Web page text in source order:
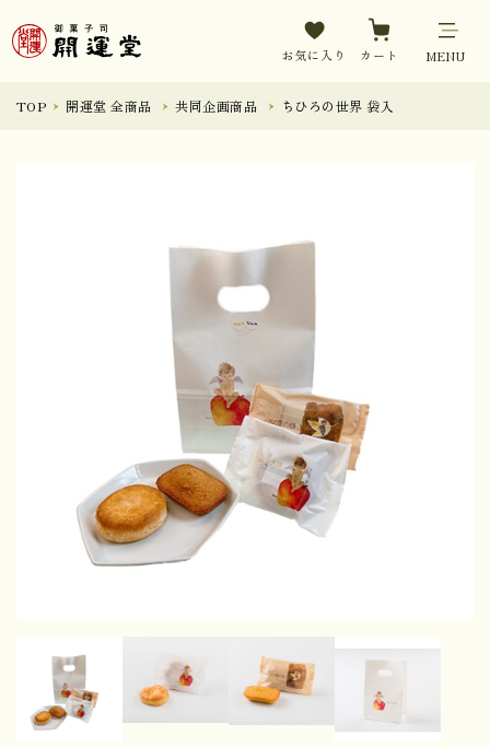
お気に入り カート MENU
TOP 開運堂 全商品 共同企画商品 ちひろの世界 袋入